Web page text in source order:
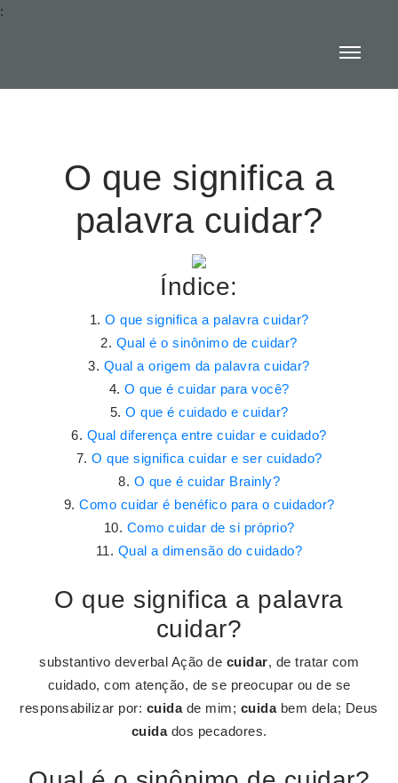
:
O que significa a
palavra cuidar?
Índice:
O que significa a palavra cuidar?
Qual é o sinônimo de cuidar?
Qual a origem da palavra cuidar?
O que é cuidar para você?
O que é cuidado e cuidar?
Qual diferença entre cuidar e cuidado?
O que significa cuidar e ser cuidado?
O que é cuidar Brainly?
Como cuidar é benéfico para o cuidador?
Como cuidar de si próprio?
Qual a dimensão do cuidado?
O que significa a palavra
cuidar?
substantivo deverbal Ação de cuidar, de tratar com
cuidado, com atenção, de se preocupar ou de se
responsabilizar por: cuidade mim; cuidabem dela; Deus
cuidados pecadores.